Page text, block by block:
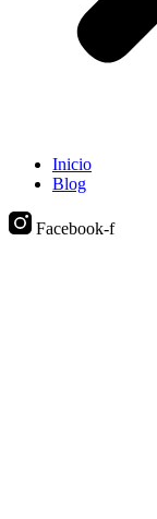
Inicio
Blog
Facebook-f